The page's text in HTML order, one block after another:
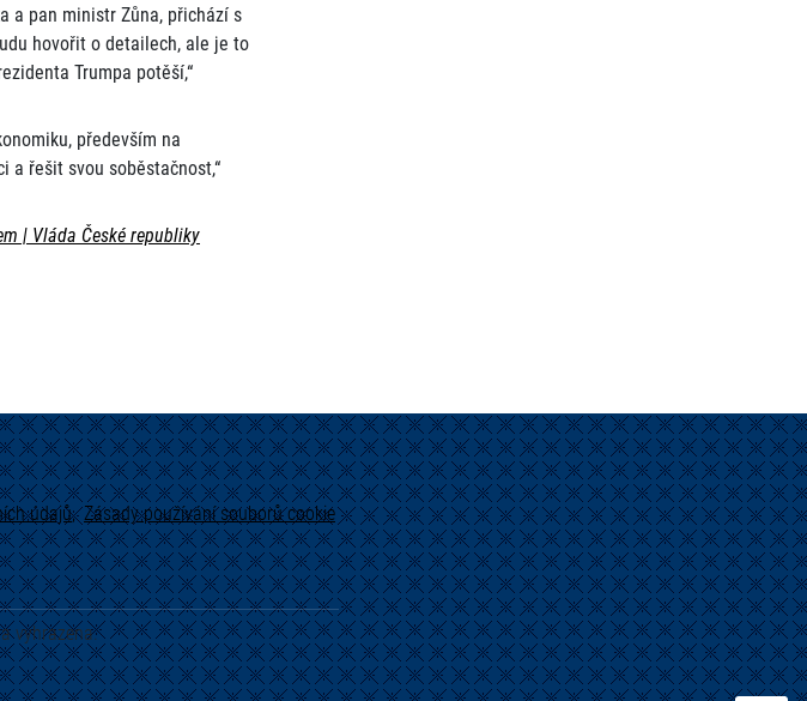
a pan ministr Zůna, přichází s
hovořit o detailech, ale je to
Trumpa potěší,“
především na
a řešit svou soběstačnost,“
| Vláda České republiky
údajů Zásady používání souborů cookie
vyhrazena.